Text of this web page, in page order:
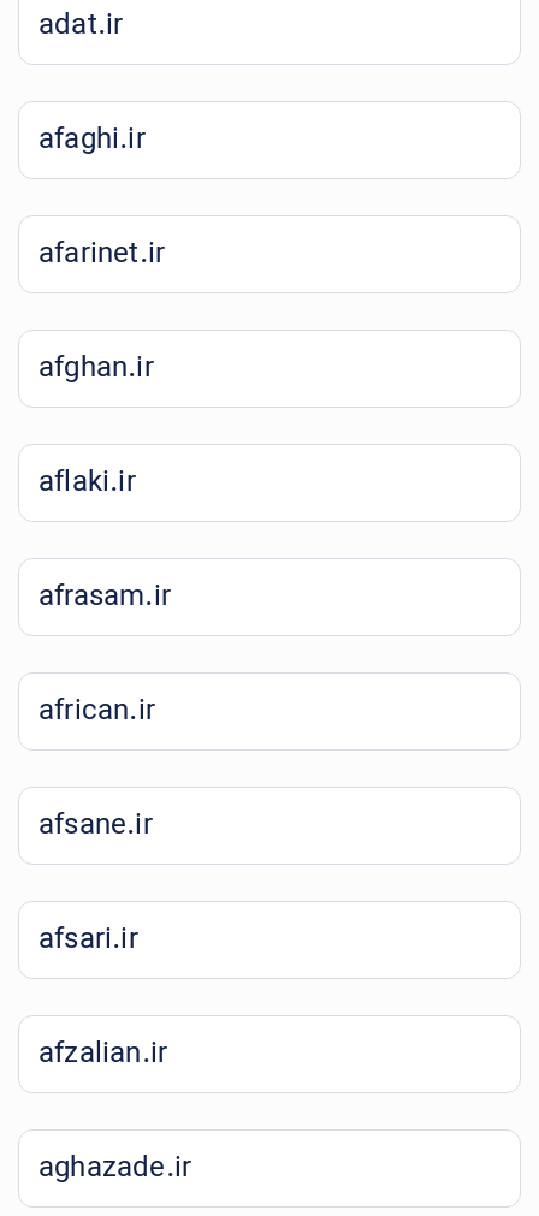
adat.ir
afaghi.ir
afarinet.ir
afghan.ir
aflaki.ir
afrasam.ir
african.ir
afsane.ir
afsari.ir
afzalian.ir
aghazade.ir